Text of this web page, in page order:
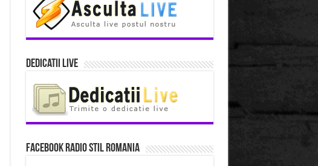
Dedicatii Live
Facebook Radio Stil Romania